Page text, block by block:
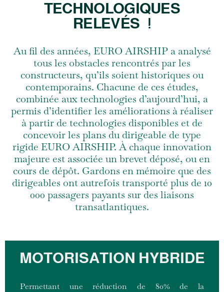
TECHNOLOGIQUES
RELEVÉS !
Au fil des années, EURO AIRSHIP a analysé
tous les obstacles rencontrés par les
constructeurs, qu’ils soient historiques ou
contemporains. Chacune de ces études,
combinée aux technologies d’aujourd’hui, a
permis d’identifier les améliorations à réaliser
à partir de technologies disponibles et de
concevoir les plans du dirigeable de type
rigide EURO AIRSHIP. À chaque innovation
majeure est associée un brevet déposé, ou en
cours de dépôt. Gardons en mémoire que des
dirigeables ont autrefois transporté plus de 10
000 passagers payants sur des liaisons
transatlantiques.
MOTORISATION HYBRIDE
Permettant une réduction de 80% de la